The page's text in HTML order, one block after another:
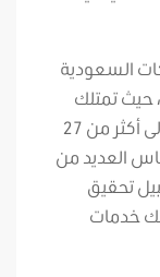
السعودية
وحتى الان، حيث تمتلك
أسطولا يضم 26 طائرة، تقدم خدماتها إلى أكثر من 27
العديد من
تحقيق
خدمات